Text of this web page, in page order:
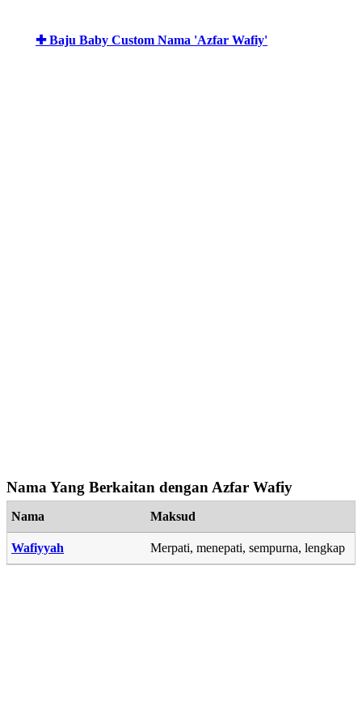
✚ Baju Baby Custom Nama 'Azfar Wafiy'
Nama Yang Berkaitan dengan Azfar Wafiy
Nama Maksud
Wafiyyah Merpati, menepati, sempurna, lengkap